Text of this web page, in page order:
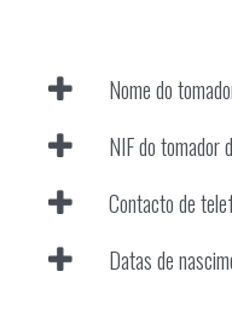
Nome do
NIF do tomador
Contacto de
Datas de